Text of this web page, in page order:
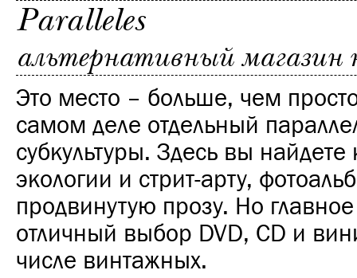
Paralleles
альтернативный магазин
Это место – больше, чем
самом деле отдельный
субкультуры. Здесь вы найдете
экологии и стрит-арту,
продвинутую прозу. Но
отличный выбор DVD, CD и
числе винтажных.